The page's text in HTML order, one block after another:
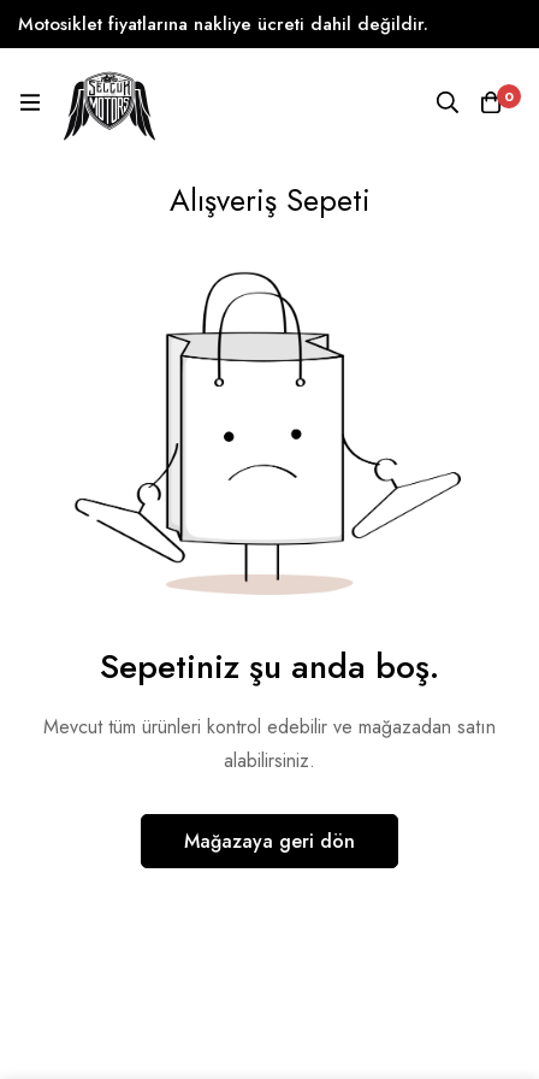
Motosiklet fiyatlarına nakliye ücreti dahil değildir.
0
Alışveriş Sepeti
Sepetiniz şu anda boş.
Mevcut tüm ürünleri kontrol edebilir ve mağazadan satın
alabilirsiniz.
Mağazaya geri dön